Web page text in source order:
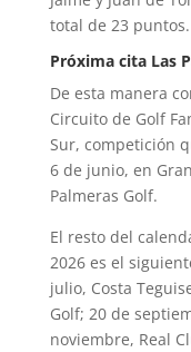
total de 23 puntos.
Próxima cita Las
De esta manera
Circuito de Golf
Sur, competición
6 de junio, en
Palmeras Golf.
El resto del
2026 es el
julio, Costa
Golf; 20 de
noviembre, Real